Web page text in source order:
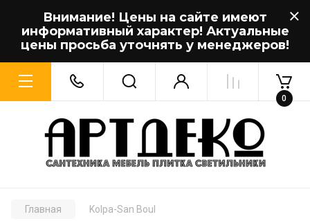
Внимание! Цены на сайте имеют
информативный характер! Актуальные
цены просьба уточнять у менеджеров!
0
Главная Kolpa-San Boul